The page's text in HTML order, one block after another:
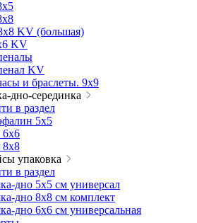
KV (большая)
KV
KV
и браслеты. 9x9
дно-серединка
в раздел
5x5
6x6
8x8
упаковка
в раздел
дно 5x5 см универсал
дно 8x8 см комплект
дно 6x6 см универсальная